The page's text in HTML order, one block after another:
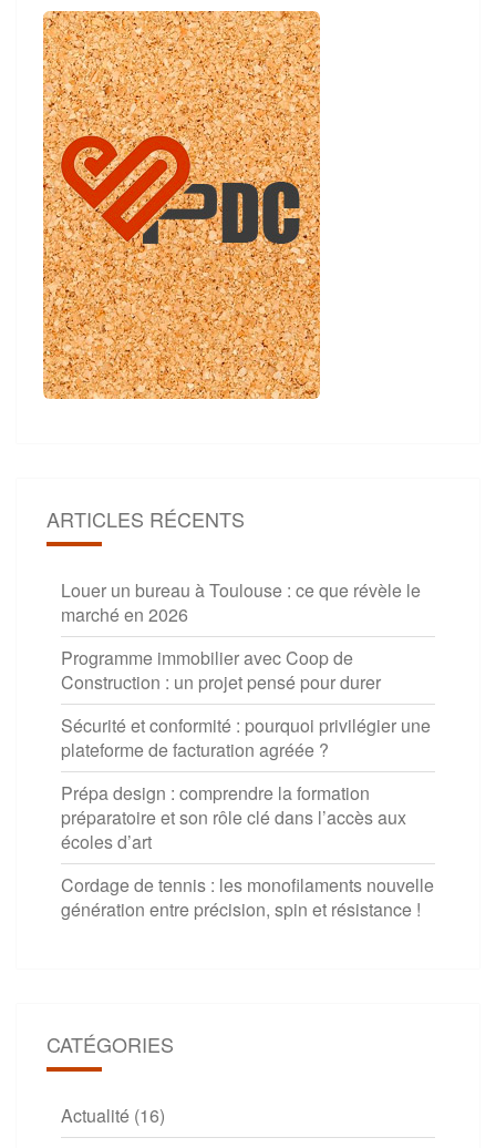
ARTICLES RÉCENTS
Louer un bureau à Toulouse : ce que révèle le
marché en 2026
Programme immobilier avec Coop de
Construction : un projet pensé pour durer
Sécurité et conformité : pourquoi privilégier une
plateforme de facturation agréée ?
Prépa design : comprendre la formation
préparatoire et son rôle clé dans l’accès aux
écoles d’art
Cordage de tennis : les monofilaments nouvelle
génération entre précision, spin et résistance !
CATÉGORIES
Actualité (16)